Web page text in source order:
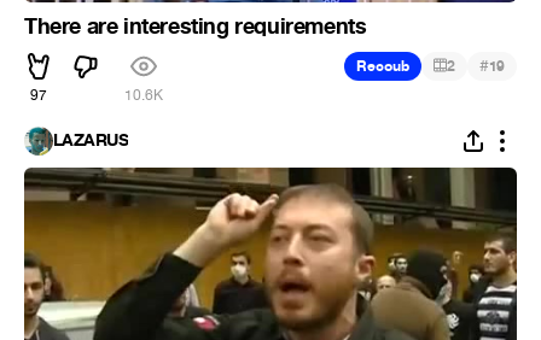
There are interesting requirements
97 10.6K
Recoub 2 #19
LAZARUS